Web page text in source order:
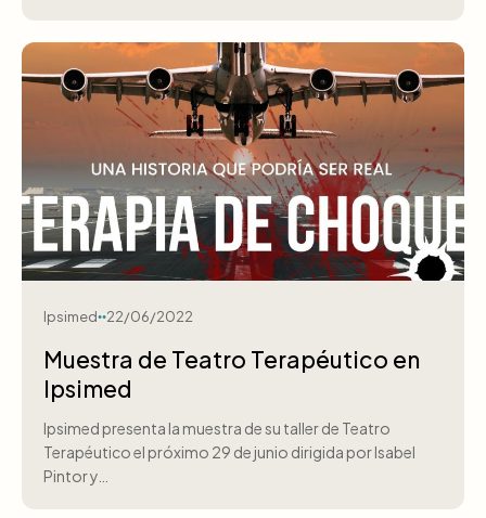
Ipsimed 22/06/2022
Muestra de Teatro Terapéutico en
Ipsimed
Ipsimed presenta la muestra de su taller de Teatro
Terapéutico el próximo 29 de junio dirigida por Isabel
Pintor y…